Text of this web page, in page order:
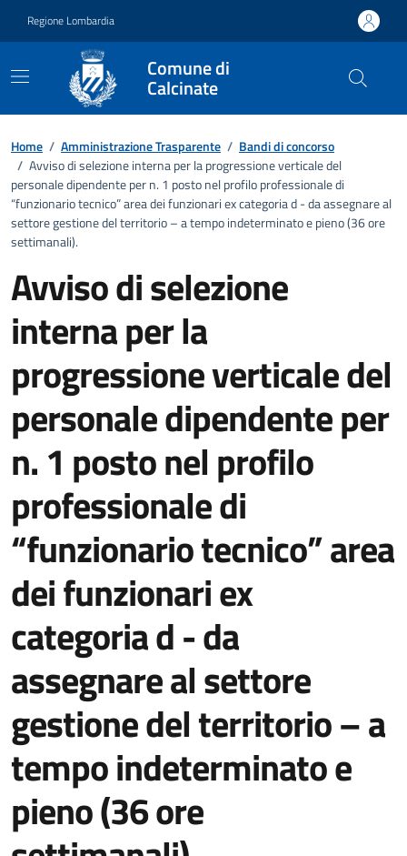
Regione Lombardia
Comune di
Calcinate
Dettagli dell'ufficio
Home / Amministrazione Trasparente / Bandi di concorso
/ Avviso di selezione interna per la progressione verticale del
personale dipendente per n. 1 posto nel profilo professionale di
“funzionario tecnico” area dei funzionari ex categoria d - da assegnare al
settore gestione del territorio – a tempo indeterminato e pieno (36 ore
settimanali).
Avviso di selezione
interna per la
progressione verticale del
personale dipendente per
n. 1 posto nel profilo
professionale di
“funzionario tecnico” area
dei funzionari ex
categoria d - da
assegnare al settore
gestione del territorio – a
tempo indeterminato e
pieno (36 ore